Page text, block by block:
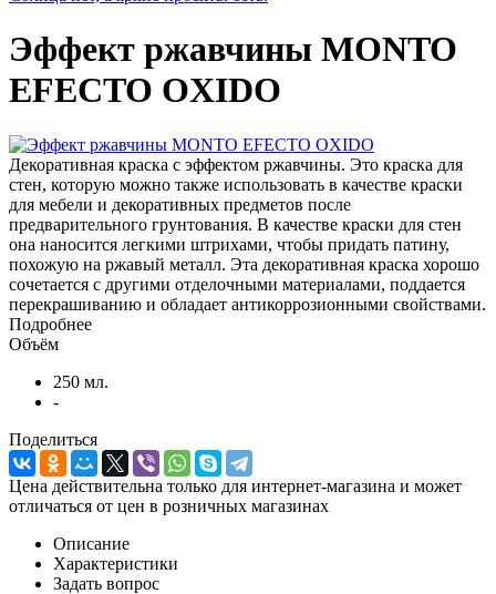
Эффект ржавчины MONTO
EFECTO OXIDO
Декоративная краска с эффектом ржавчины. Это краска для
стен, которую можно также использовать в качестве краски
для мебели и декоративных предметов после
предварительного грунтования. В качестве краски для стен
она наносится легкими штрихами, чтобы придать патину,
похожую на ржавый металл. Эта декоративная краска хорошо
сочетается с другими отделочными материалами, поддается
перекрашиванию и обладает антикоррозионными свойствами.
Подробнее
Объём
250 мл.
-
Поделиться
Цена действительна только для интернет-магазина и может
отличаться от цен в розничных магазинах
Описание
Характеристики
Задать вопрос